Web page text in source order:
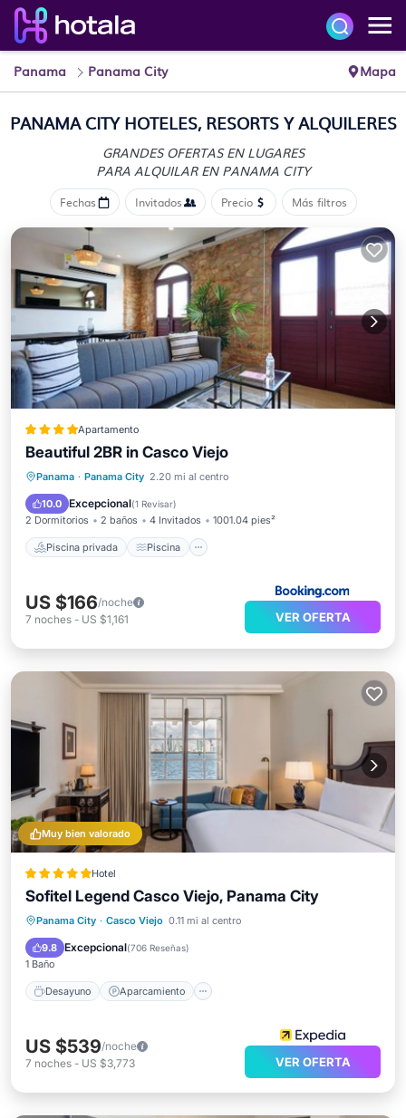
Panama Panama City Mapa
PANAMA CITY HOTELES, RESORTS Y ALQUILERES
GRANDES OFERTAS EN LUGARES
PARA ALQUILAR EN PANAMA CITY
Fechas Invitados Precio Más filtros
Apartamento
Beautiful 2BR in Casco Viejo
Panama · Panama City 2.20 mi al centro
10.0 Excepcional(1 Revisar)
2 Dormitorios 2 baños 4 Invitados 1001.04 pies²
Piscina privada Piscina
Piscina privada
Piscina
Balcón/Terraza
US $166/noche
7 noches - US $1,161 VER OFERTA
Muy bien valorado
Hotel
Sofitel Legend Casco Viejo, Panama City
Panama City · Casco Viejo 0.11 mi al centro
9.8 Excepcional(706 Reseñas)
1 Baño
Desayuno Aparcamiento
Desayuno Aparcamiento
Spa
US $539/noche
7 noches - US $3,773 VER OFERTA